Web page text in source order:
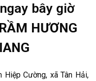
bây giờ
HƯƠNG
Hiệp Cường, xã Tân Hải,